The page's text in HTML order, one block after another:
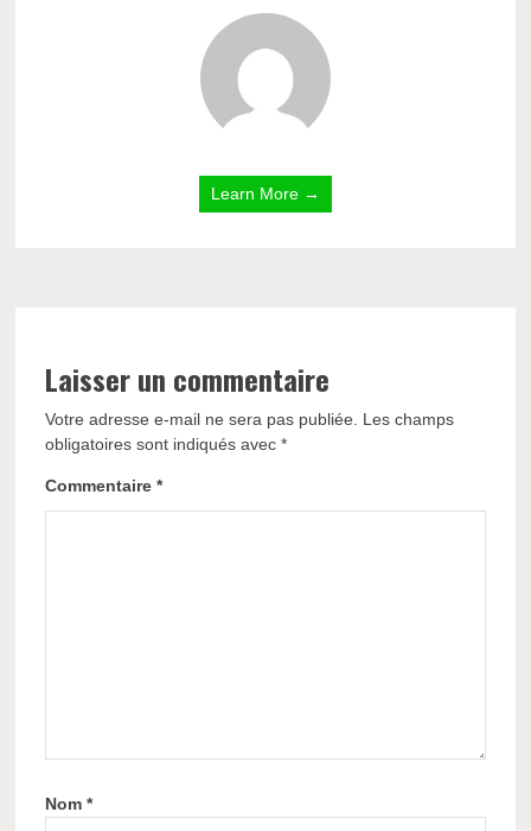
Learn More →
Laisser un commentaire
Votre adresse e-mail ne sera pas publiée.
Les champs
obligatoires sont indiqués avec*
Commentaire*
Nom*